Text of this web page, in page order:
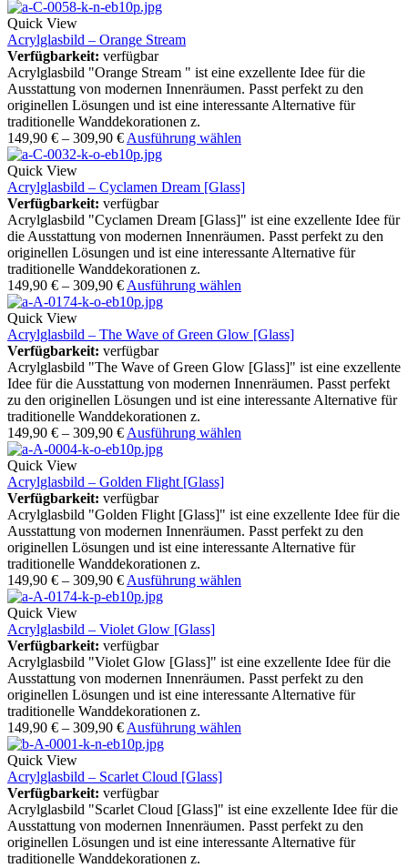
Quick View
Acrylglasbild – Orange Stream
Verfügbarkeit: verfügbar
Acrylglasbild "Orange Stream " ist eine exzellente Idee für die
Ausstattung von modernen Innenräumen. Passt perfekt zu den
originellen Lösungen und ist eine interessante Alternative für
traditionelle Wanddekorationen z.
149,90 € – 309,90 € Ausführung wählen
Quick View
Acrylglasbild – Cyclamen Dream [Glass]
Verfügbarkeit: verfügbar
Acrylglasbild "Cyclamen Dream [Glass]" ist eine exzellente Idee für
die Ausstattung von modernen Innenräumen. Passt perfekt zu den
originellen Lösungen und ist eine interessante Alternative für
traditionelle Wanddekorationen z.
149,90 € – 309,90 € Ausführung wählen
Quick View
Acrylglasbild – The Wave of Green Glow [Glass]
Verfügbarkeit: verfügbar
Acrylglasbild "The Wave of Green Glow [Glass]" ist eine exzellente
Idee für die Ausstattung von modernen Innenräumen. Passt perfekt
zu den originellen Lösungen und ist eine interessante Alternative für
traditionelle Wanddekorationen z.
149,90 € – 309,90 € Ausführung wählen
Quick View
Acrylglasbild – Golden Flight [Glass]
Verfügbarkeit: verfügbar
Acrylglasbild "Golden Flight [Glass]" ist eine exzellente Idee für die
Ausstattung von modernen Innenräumen. Passt perfekt zu den
originellen Lösungen und ist eine interessante Alternative für
traditionelle Wanddekorationen z.
149,90 € – 309,90 € Ausführung wählen
Quick View
Acrylglasbild – Violet Glow [Glass]
Verfügbarkeit: verfügbar
Acrylglasbild "Violet Glow [Glass]" ist eine exzellente Idee für die
Ausstattung von modernen Innenräumen. Passt perfekt zu den
originellen Lösungen und ist eine interessante Alternative für
traditionelle Wanddekorationen z.
149,90 € – 309,90 € Ausführung wählen
Quick View
Acrylglasbild – Scarlet Cloud [Glass]
Verfügbarkeit: verfügbar
Acrylglasbild "Scarlet Cloud [Glass]" ist eine exzellente Idee für die
Ausstattung von modernen Innenräumen. Passt perfekt zu den
originellen Lösungen und ist eine interessante Alternative für
traditionelle Wanddekorationen z.